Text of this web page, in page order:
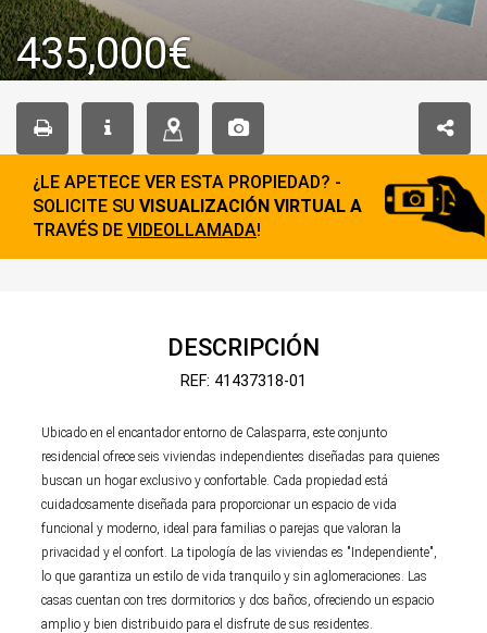
435,000€
¿LE APETECE VER ESTA PROPIEDAD? -
SOLICITE SU VISUALIZACIÓN VIRTUAL A
TRAVÉS DE VIDEOLLAMADA!
DESCRIPCIÓN
REF: 41437318-01
Ubicado en el encantador entorno de Calasparra, este conjunto
residencial ofrece seis viviendas independientes diseñadas para quienes
buscan un hogar exclusivo y confortable. Cada propiedad está
cuidadosamente diseñada para proporcionar un espacio de vida
funcional y moderno, ideal para familias o parejas que valoran la
privacidad y el confort. La tipología de las viviendas es "Independiente",
lo que garantiza un estilo de vida tranquilo y sin aglomeraciones. Las
casas cuentan con tres dormitorios y dos baños, ofreciendo un espacio
amplio y bien distribuido para el disfrute de sus residentes.